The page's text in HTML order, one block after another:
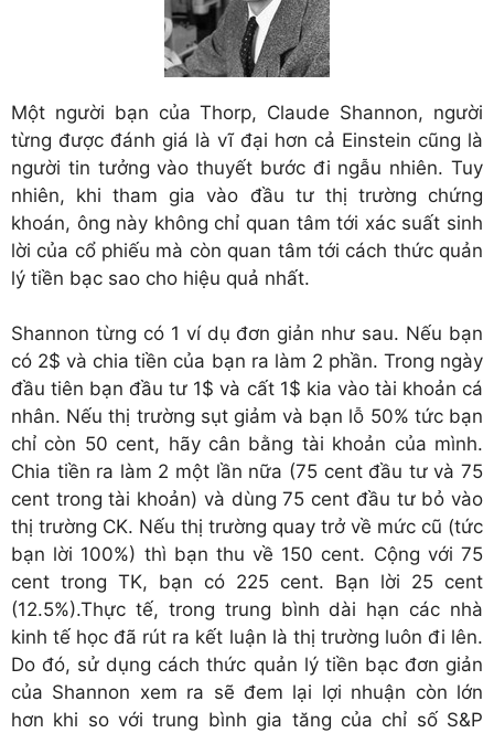
Một người bạn của Thorp, Claude Shannon, người
từng được đánh giá là vĩ đại hơn cả Einstein cũng là
người tin tưởng vào thuyết bước đi ngẫu nhiên. Tuy
nhiên, khi tham gia vào đầu tư thị trường chứng
khoán, ông này không chỉ quan tâm tới xác suất sinh
lời của cổ phiếu mà còn quan tâm tới cách thức quản
lý tiền bạc sao cho hiệu quả nhất.
Shannon từng có 1 ví dụ đơn giản như sau. Nếu bạn
có 2$ và chia tiền của bạn ra làm 2 phần. Trong ngày
đầu tiên bạn đầu tư 1$ và cất 1$ kia vào tài khoản cá
nhân. Nếu thị trường sụt giảm và bạn lỗ 50% tức bạn
chỉ còn 50 cent, hãy cân bằng tài khoản của mình.
Chia tiền ra làm 2 một lần nữa (75 cent đầu tư và 75
cent trong tài khoản) và dùng 75 cent đầu tư bỏ vào
thị trường CK. Nếu thị trường quay trở về mức cũ (tức
bạn lời 100%) thì bạn thu về 150 cent. Cộng với 75
cent trong TK, bạn có 225 cent. Bạn lời 25 cent
(12.5%).Thực tế, trong trung bình dài hạn các nhà
kinh tế học đã rút ra kết luận là thị trường luôn đi lên.
Do đó, sử dụng cách thức quản lý tiền bạc đơn giản
của Shannon xem ra sẽ đem lại lợi nhuận còn lớn
hơn khi so với trung bình gia tăng của chỉ số S&P